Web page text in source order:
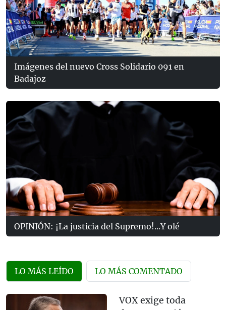
Imágenes del nuevo Cross Solidario 091 en
Badajoz
OPINIÓN: ¡La justicia del Supremo!...Y olé
LO MÁS LEÍDO LO MÁS COMENTADO
VOX exige toda